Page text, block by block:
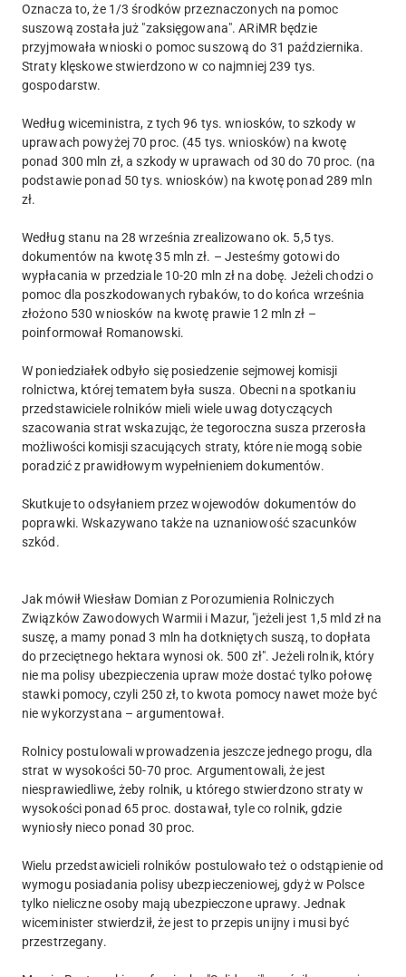
Oznacza to, że 1/3 środków przeznaczonych na pomoc
suszową została już "zaksięgowana". ARiMR będzie
przyjmowała wnioski o pomoc suszową do 31 października.
Straty klęskowe stwierdzono w co najmniej 239 tys.
gospodarstw.
Według wiceministra, z tych 96 tys. wniosków, to szkody w
uprawach powyżej 70 proc. (45 tys. wniosków) na kwotę
ponad 300 mln zł, a szkody w uprawach od 30 do 70 proc. (na
podstawie ponad 50 tys. wniosków) na kwotę ponad 289 mln
zł.
Według stanu na 28 września zrealizowano ok. 5,5 tys.
dokumentów na kwotę 35 mln zł. – Jesteśmy gotowi do
wypłacania w przedziale 10-20 mln zł na dobę. Jeżeli chodzi o
pomoc dla poszkodowanych rybaków, to do końca września
złożono 530 wniosków na kwotę prawie 12 mln zł –
poinformował Romanowski.
W poniedziałek odbyło się posiedzenie sejmowej komisji
rolnictwa, której tematem była susza. Obecni na spotkaniu
przedstawiciele rolników mieli wiele uwag dotyczących
szacowania strat wskazując, że tegoroczna susza przerosła
możliwości komisji szacujących straty, które nie mogą sobie
poradzić z prawidłowym wypełnieniem dokumentów.
Skutkuje to odsyłaniem przez wojewodów dokumentów do
poprawki. Wskazywano także na uznaniowość szacunków
szkód.
Jak mówił Wiesław Domian z Porozumienia Rolniczych
Związków Zawodowych Warmii i Mazur, "jeżeli jest 1,5 mld zł na
suszę, a mamy ponad 3 mln ha dotkniętych suszą, to dopłata
do przeciętnego hektara wynosi ok. 500 zł". Jeżeli rolnik, który
nie ma polisy ubezpieczenia upraw może dostać tylko połowę
stawki pomocy, czyli 250 zł, to kwota pomocy nawet może być
nie wykorzystana – argumentował.
Rolnicy postulowali wprowadzenia jeszcze jednego progu, dla
strat w wysokości 50-70 proc. Argumentowali, że jest
niesprawiedliwe, żeby rolnik, u którego stwierdzono straty w
wysokości ponad 65 proc. dostawał, tyle co rolnik, gdzie
wyniosły nieco ponad 30 proc.
Wielu przedstawicieli rolników postulowało też o odstąpienie od
wymogu posiadania polisy ubezpieczeniowej, gdyż w Polsce
tylko nieliczne osoby mają ubezpieczone uprawy. Jednak
wiceminister stwierdził, że jest to przepis unijny i musi być
przestrzegany.